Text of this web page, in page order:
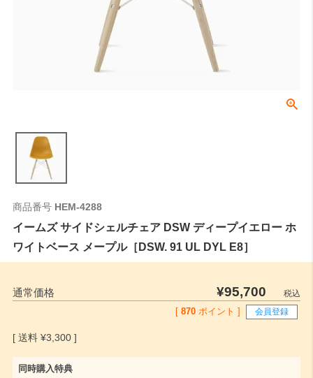
商品番号 HEM-4288
イームズ サイドシェルチェア DSW ディープイエロー ホ
ワイトベース メープル［DSW. 91 UL DYL E8］
通常価格 ¥95,700
税込
870 ポイント ] 会員登録
¥3,300
同時購入特典